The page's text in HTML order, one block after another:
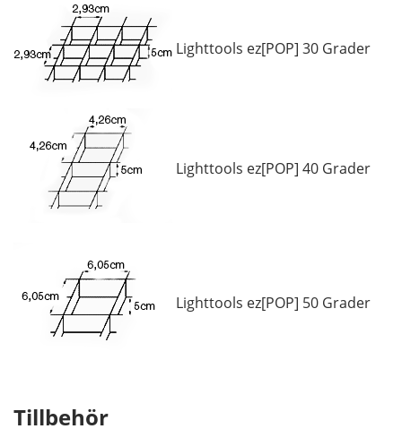
Lighttools ez[POP] 30 Grader
Lighttools ez[POP] 40 Grader
Lighttools ez[POP] 50 Grader
Tillbehör